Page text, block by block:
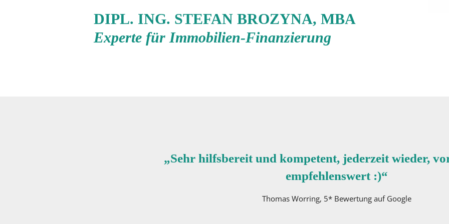
DIPL. ING. STEFAN BROZYNA, MBA
Experte für Immobilien-Finanzierung
„Sehr hilfsbereit und kompetent, jederzeit wieder,
empfehlenswert :)“
Thomas Worring, 5* Bewertung auf Google